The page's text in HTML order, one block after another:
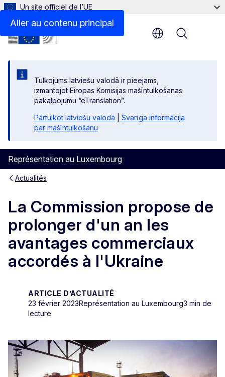
Aller au contenu principal
Un site officiel de l’UE
Tulkojums latviešu valodā ir pieejams,
izmantojot Eiropas Komisijas mašīntulkošanas
pakalpojumu “eTranslation”.
Pārtulkot latviešu valodā
Svarīga informācija
par mašīntulkošanu
Représentation au Luxembourg
Menu
Actualités
La Commission propose de
prolonger d'un an les
avantages commerciaux
accordés à l'Ukraine
ARTICLE D’ACTUALITÉ
23 février 2023Représentation au Luxembourg3 min de
lecture